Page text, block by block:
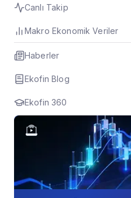
Canlı Takip
Makro Ekonomik Veriler
Haberler
Ekofin Blog
Ekofin 360